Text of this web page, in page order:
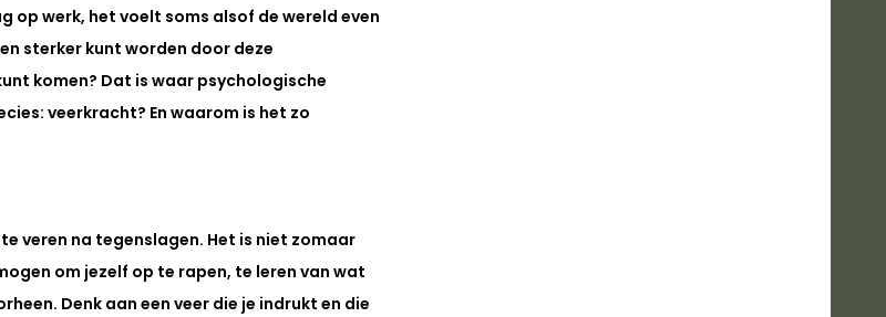
werk, het voelt soms alsof de wereld even
sterker kunt worden door deze
komen? Dat is waar psychologische
veerkracht? En waarom is het zo
veren na tegenslagen. Het is niet zomaar
om jezelf op te rapen, te leren van wat
Denk aan een veer die je indrukt en die